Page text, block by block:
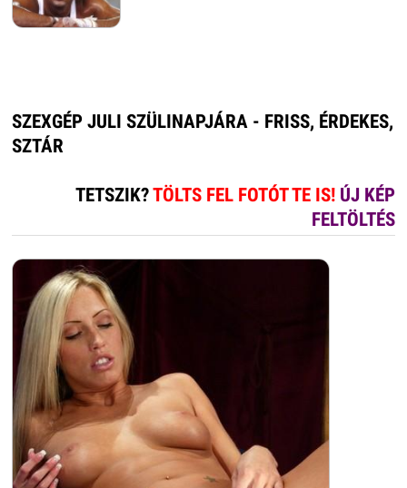
SZEXGÉP JULI SZÜLINAPJÁRA - FRISS, ÉRDEKES,
SZTÁR
TETSZIK?TÖLTS FEL FOTÓT TE IS! ÚJ KÉP
FELTÖLTÉS